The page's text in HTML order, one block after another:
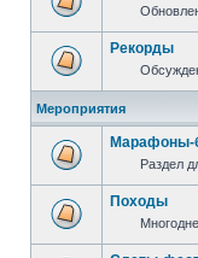
Рекорды
Мероприятия
Марафоны-
Раздел
Походы